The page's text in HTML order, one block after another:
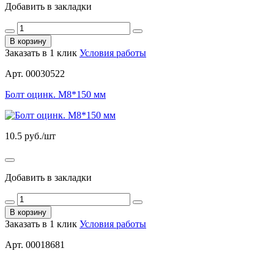
Добавить в закладки
В корзину
Заказать в 1 клик Условия работы
Арт. 00030522
Болт оцинк. М8*150 мм
10.5 руб./шт
Добавить в закладки
В корзину
Заказать в 1 клик Условия работы
Арт. 00018681